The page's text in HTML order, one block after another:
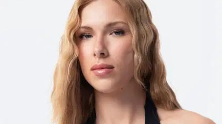
TEX naisten uimapuku
I275905